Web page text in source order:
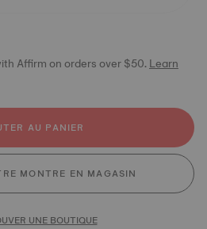
Affirm on orders over $50.Learn
AU PANIER
MONTRE EN MAGASIN
UNE BOUTIQUE